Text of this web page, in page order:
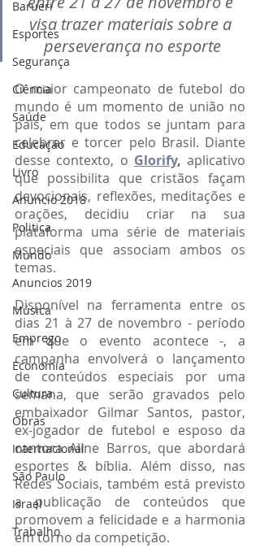
Barueri
Esportes
Segurança
Ciência
Saúde
Educação
Livro
Anuncio 2018
Politica
Mundo
Anuncios 2019
Música
Emprego
Economia
Cultura
Obras
Internacional
São Paulo
Israel
Trabalho
visa trazer materiais sobre a
perseverança no esporte
O maior campeonato de futebol do
mundo é um momento de união no
país, em que todos se juntam para
celebrar e torcer pelo Brasil. Diante
desse contexto, o Glorify, aplicativo
que possibilita que cristãos façam
devocionais, reflexões, meditações e
orações, decidiu criar na sua
plataforma uma série de materiais
especiais que associam ambos os
temas.
Disponível na ferramenta entre os
dias 21 à 27 de novembro - período
em que o evento acontece -, a
campanha envolverá o lançamento
de conteúdos especiais por uma
semana, que serão gravados pelo
embaixador Gilmar Santos, pastor,
ex-jogador de futebol e esposo da
cantora Aline Barros, que abordará
esportes & bíblia. Além disso, nas
Redes Sociais, também está previsto
a publicação de conteúdos que
promovem a felicidade e a harmonia
em torno da competição.